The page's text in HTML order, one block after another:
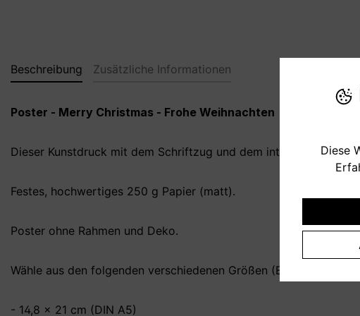
Beschreibung Zusätzliche Informationen
Poster - Merry Christmas - Frohe Weihnachten
Dieser Kunstdruck mit dem Schriftzug und dem integrierten
Festes, hochwertiges 250 g Papier (matt).
Poster ohne Rahmen und Deko.
Wähle aus den folgenden verschiedenen Größen (B x H):
- 14,8 x 21 cm (DIN A5)
Diese